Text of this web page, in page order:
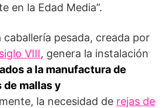
en la Edad Media”.
caballería pesada, creada por
VIII, genera la instalación
a la manufactura de
de mallas y
la necesidad de rejas de